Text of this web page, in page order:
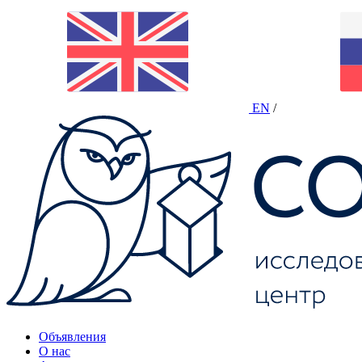
EN /
Объявления
О нас